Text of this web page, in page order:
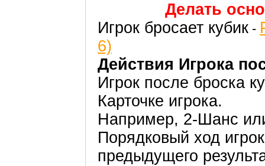
Делать
Игрок бросает кубик -
6)
Действия Игрока
Игрок после броска
Карточке игрока.
Например, 2-Шанс
Порядковый ход
предыдущего